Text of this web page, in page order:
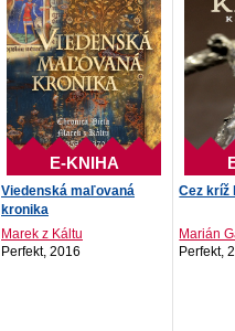
E-KNIHA
Viedenská maľovaná
kronika
Marek z Káltu
Perfekt, 2016
Cez kríž
Marián
Perfekt,